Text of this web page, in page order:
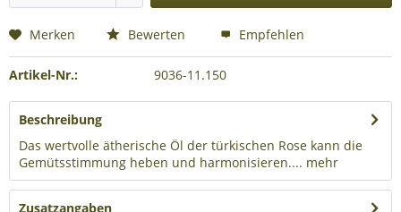
Merken Bewerten Empfehlen
Artikel-Nr.: 9036-11.150
Beschreibung
Das wertvolle ätherische Öl der türkischen Rose kann die
Gemütsstimmung heben und harmonisieren.... mehr
Zusatzangaben